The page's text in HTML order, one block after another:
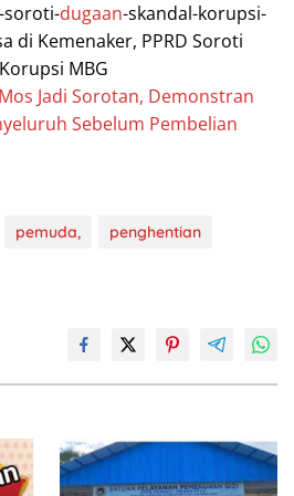
soroti-dugaan-skandal-korupsi-
di Kemenaker, PPRD Soroti
MBG
Jadi Sorotan, Demonstran
Sebelum Pembelian
pemuda,
penghentian